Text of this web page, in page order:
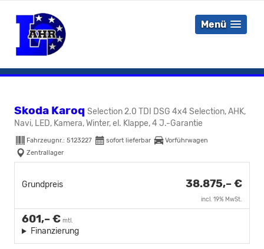
Menü
Skoda Karoq Selection 2.0 TDI DSG 4x4 Selection, AHK,
Navi, LED, Kamera, Winter, el. Klappe, 4 J.-Garantie
Fahrzeugnr.: 5123227 sofort lieferbar
Vorführwagen
Zentrallager
Grundpreis 38.875,– €
incl. 19% MwSt.
601,– € mtl.
Finanzierung